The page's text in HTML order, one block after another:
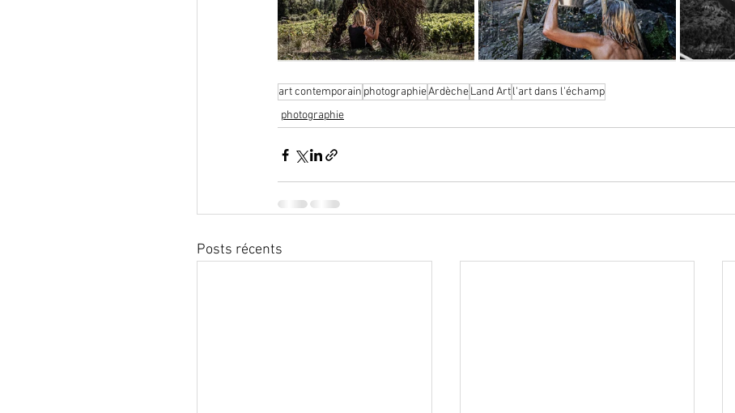
art contemporain photographieArdècheLand Artl'art dans l'échamp
photographie
Posts récents